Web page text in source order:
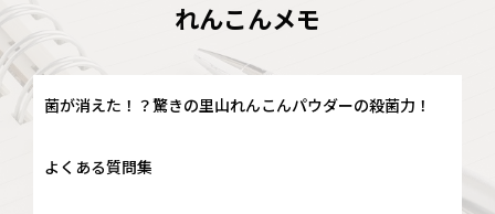
れんこんメモ
菌が消えた！？驚きの里山れんこんパウダーの殺菌力！
よくある質問集